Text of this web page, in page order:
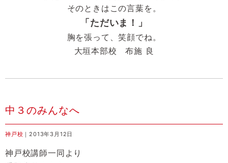
そのときはこの言葉を。
「ただいま！」
胸を張って、笑顔でね。
大垣本部校 布施 良
中３のみんなへ
神戸校 ｜2013年3月12日
神戸校講師一同より